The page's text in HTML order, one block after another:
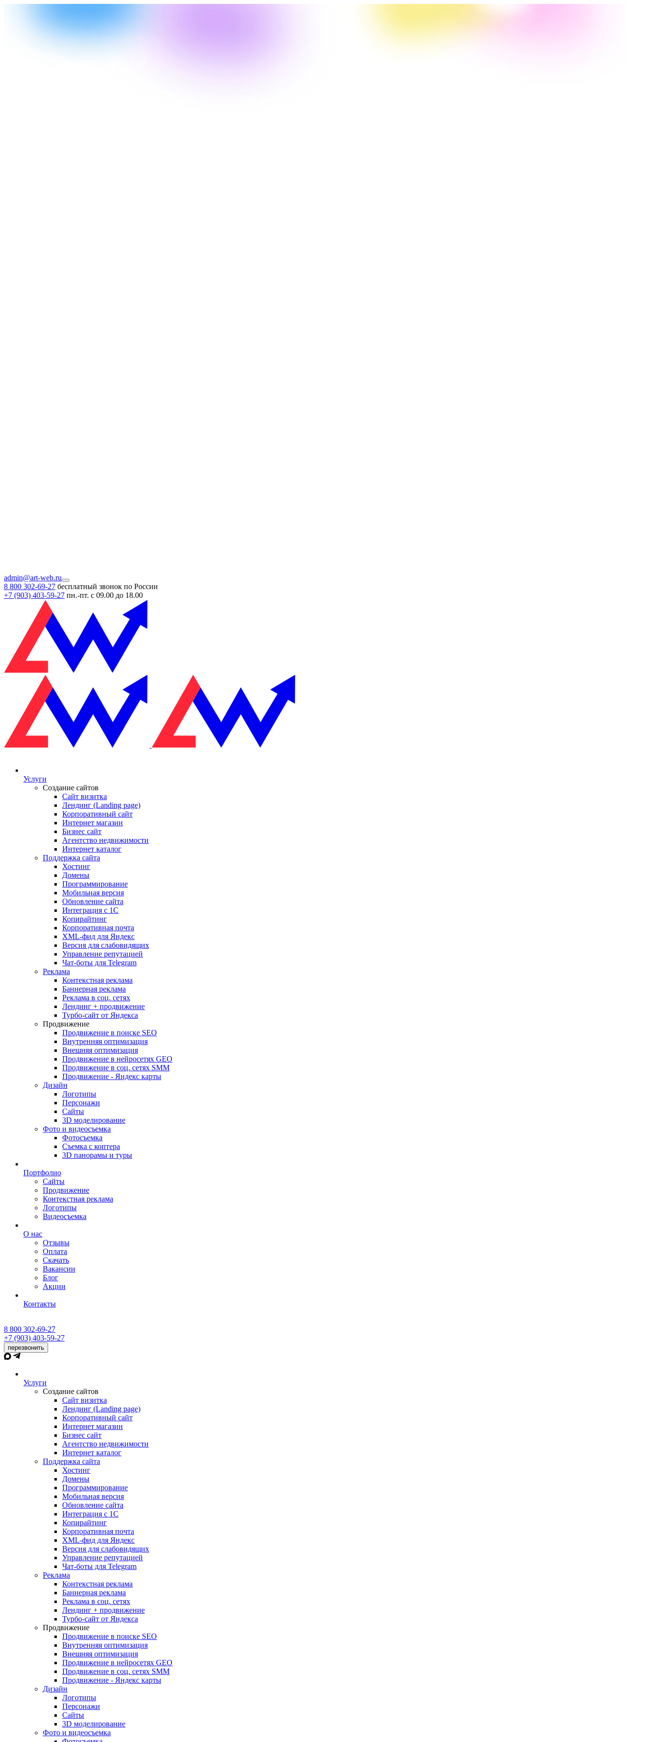
admin@art-web.ru
8 800 302-69-27 бесплатный звонок по России
+7 (903) 403-59-27 пн.-пт. с 09.00 до 18.00
Услуги
Создание сайтов
Сайт визитка
Лендинг (Landing page)
Корпоративный сайт
Интернет магазин
Бизнес сайт
Агентство недвижимости
Интернет каталог
Поддержка сайта
Хостинг
Домены
Программирование
Мобильная версия
Обновление сайта
Интеграция с 1С
Копирайтинг
Корпоративная почта
XML-фид для Яндекс
Версия для слабовидящих
Управление репутацией
Чат-боты для Telegram
Реклама
Контекстная реклама
Баннерная реклама
Реклама в соц. сетях
Лендинг + продвижение
Турбо-сайт от Яндекса
Продвижение
Продвижение в поиске SEO
Внутренняя оптимизация
Внешняя оптимизация
Продвижение в нейросетях GEO
Продвижение в соц. сетях SMM
Продвижение - Яндекс карты
Дизайн
Логотипы
Персонажи
Сайты
3D моделирование
Фото и видеосъемка
Фотосъемка
Съемка с коптера
3D панорамы и туры
Портфолио
Сайты
Продвижение
Контекстная реклама
Логотипы
Видеосъемка
О нас
Отзывы
Оплата
Скачать
Вакансии
Блог
Акции
Контакты
8 800 302-69-27
+7 (903) 403-59-27
перезвонить
Услуги
Создание сайтов
Сайт визитка
Лендинг (Landing page)
Корпоративный сайт
Интернет магазин
Бизнес сайт
Агентство недвижимости
Интернет каталог
Поддержка сайта
Хостинг
Домены
Программирование
Мобильная версия
Обновление сайта
Интеграция с 1С
Копирайтинг
Корпоративная почта
XML-фид для Яндекс
Версия для слабовидящих
Управление репутацией
Чат-боты для Telegram
Реклама
Контекстная реклама
Баннерная реклама
Реклама в соц. сетях
Лендинг + продвижение
Турбо-сайт от Яндекса
Продвижение
Продвижение в поиске SEO
Внутренняя оптимизация
Внешняя оптимизация
Продвижение в нейросетях GEO
Продвижение в соц. сетях SMM
Продвижение - Яндекс карты
Дизайн
Логотипы
Персонажи
Сайты
3D моделирование
Фото и видеосъемка